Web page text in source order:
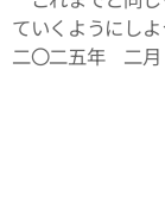
ていくようにしよ
二〇二五年 二